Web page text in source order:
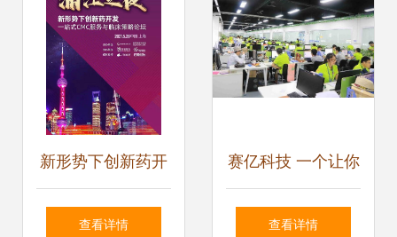
新形势下创新药开
发 一站式CMC服
查看详情
赛亿科技 一个让你
来了就不想离开的
查看详情